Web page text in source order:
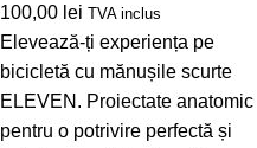
100,00 lei TVA inclus
Elevează-ți experiența pe
bicicletă cu mănușile scurte
ELEVEN. Proiectate anatomic
pentru o potrivire perfectă și